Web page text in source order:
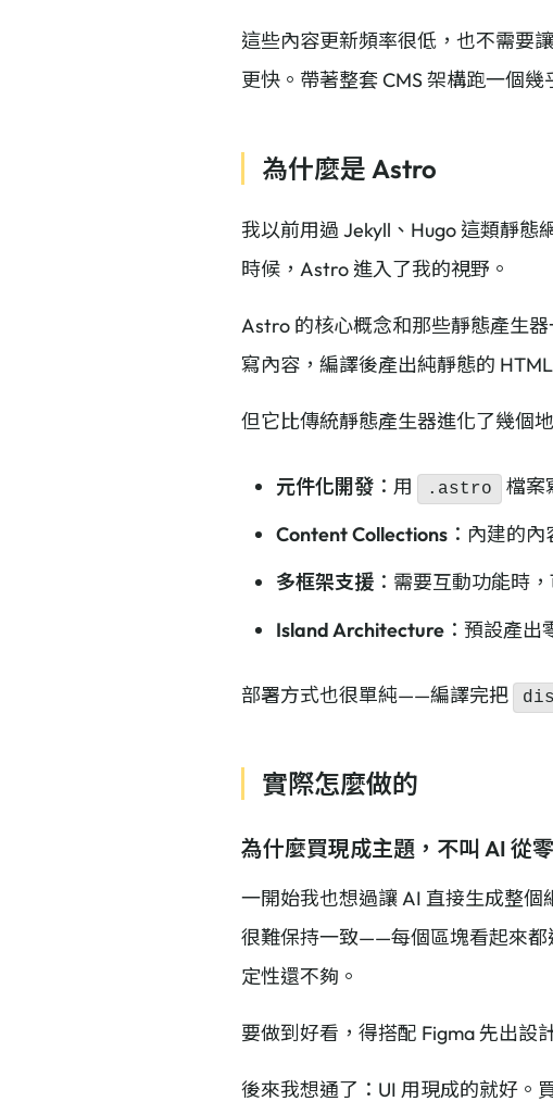
這些內容更新頻率很低，也不需要
更快。帶著整套 CMS 架構跑一個
為什麼是 Astro
我以前用過 Jekyll、Hugo 這類靜態
時候，Astro 進入了我的視野。
Astro 的核心概念和那些靜態產生
寫內容，編譯後產出純靜態的
但它比傳統靜態產生器進化了幾個地
元件化開發 ：用 .astro
檔案
Content Collections ：內建的
多框架支援 ：需要互動功能時
Island Architecture ：預設產
部署方式也很單純——編譯完把
實際怎麼做的
為什麼買現成主題，不叫 AI 從
一開始我也想過讓 AI 直接生成整
很難保持一致——每個區塊看起來都
定性還不夠。
要做到好看，得搭配 Figma 先出設
後來我想通了：UI 用現成的就好。